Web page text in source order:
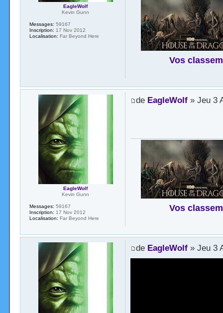
Vos
EagleWolf
Kevin Gunn
Messages: 59167
Inscription: 17 Nov 2012
Localisation: Far Beyond Here
de EagleWolf» Jeu 3
Vos
EagleWolf
Kevin Gunn
Messages: 59167
Inscription: 17 Nov 2012
Localisation: Far Beyond Here
de EagleWolf» Jeu 3